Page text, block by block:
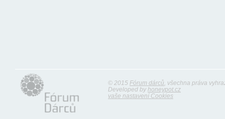
© 2015 Fórum dárců , všechna práva
Developed by honeypot.cz
vaše nastavení Cookies